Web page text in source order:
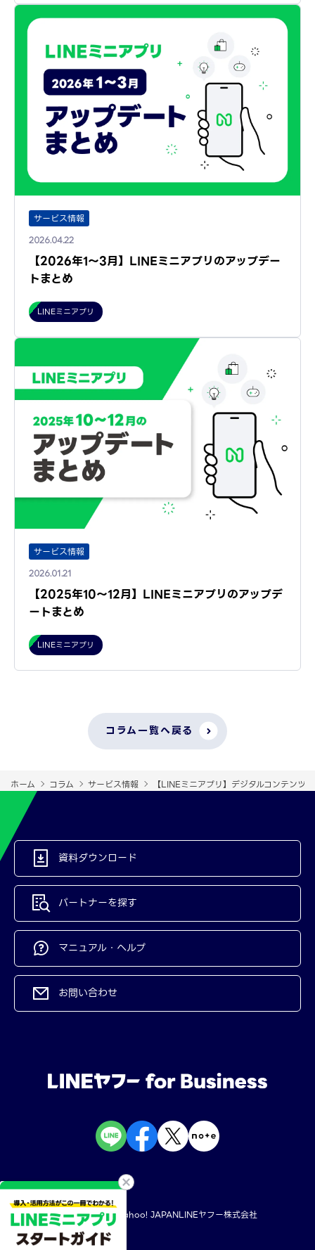
サービス情報
2026.04.22
【2026年1～3月】LINEミニアプリのアップデー
トまとめ
LINEミニアプリ
サービス情報
2026.01.21
【2025年10～12月】LINEミニアプリのアップデ
ートまとめ
LINEミニアプリ
コラム一覧へ戻る
ホーム コラム サービス情報 【LINEミニアプリ】デジタルコンテンツ
資料ダウンロード
パートナーを探す
マニュアル・ヘルプ
お問い合わせ
規約・ポリシー Yahoo! JAPANLINEヤフー株式会社